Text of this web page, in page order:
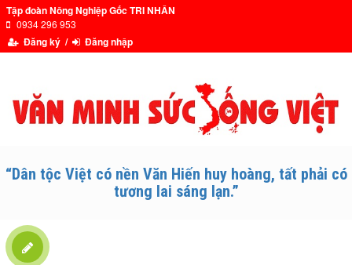
Tập đoàn Nông Nghiệp Gốc TRI NHÂN
0934 296 953
Đăng ký / Đăng nhập
“Dân tộc Việt có nền Văn Hiến huy hoàng, tất phải có
tương lai sáng lạn.”